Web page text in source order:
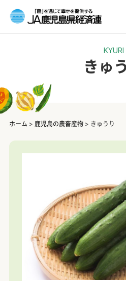
KYURI
きゅ
ホーム > 鹿児島の農畜産物> きゅうり